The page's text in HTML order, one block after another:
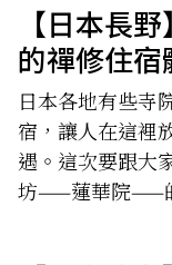
【日本長
的禪修住宿
日本各地有些寺
宿，讓人在這裡
遇。這次要跟大
坊——蓮華院——